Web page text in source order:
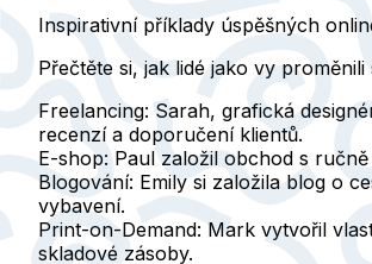
Inspirativní příklady úspěšných
Přečtěte si, jak lidé jako vy
Freelancing: Sarah, grafická
recenzí a doporučení klientů.
E-shop: Paul založil obchod s
Blogování: Emily si založila blog o
vybavení.
Print-on-Demand: Mark vytvořil
skladové zásoby.